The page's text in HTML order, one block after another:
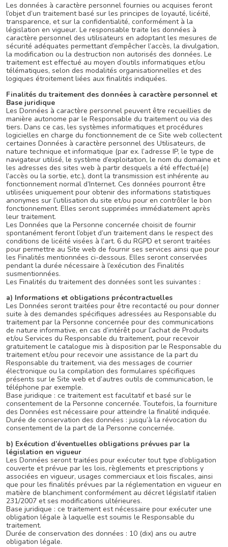
Les données à caractère personnel fournies ou acquises feront
l’objet d’un traitement basé sur les principes de loyauté, licéité,
transparence, et sur la confidentialité, conformément à la
législation en vigueur. Le responsable traite les données à
caractère personnel des utilisateurs en adoptant les mesures de
sécurité adéquates permettant d’empêcher l’accès, la divulgation,
la modification ou la destruction non autorisés des données. Le
traitement est effectué au moyen d’outils informatiques et/ou
télématiques, selon des modalités organisationnelles et des
logiques étroitement liées aux finalités indiquées.
Finalités du traitement des données à caractère personnel et
Base juridique
Les Données à caractère personnel peuvent être recueillies de
manière autonome par le Responsable du traitement ou via des
tiers. Dans ce cas, les systèmes informatiques et procédures
logicielles en charge du fonctionnement de ce Site web collectent
certaines Données à caractère personnel des Utilisateurs, de
nature technique et informatique (par ex. l’adresse IP, le type de
navigateur utilisé, le système d’exploitation, le nom du domaine et
les adresses des sites web à partir desquels a été effectué(e)
l’accès ou la sortie, etc.), dont la transmission est inhérente au
fonctionnement normal d’Internet. Ces données pourront être
utilisées uniquement pour obtenir des informations statistiques
anonymes sur l’utilisation du site et/ou pour en contrôler le bon
fonctionnement. Elles seront supprimées immédiatement après
leur traitement.
Les Données que la Personne concernée choisit de fournir
spontanément feront l’objet d’un traitement dans le respect des
conditions de licéité visées à l’art. 6 du RGPD et seront traitées
pour permettre au Site web de fournir ses services ainsi que pour
les Finalités mentionnées ci-dessous. Elles seront conservées
pendant la durée nécessaire à l’exécution des Finalités
susmentionnées.
Les Finalités du traitement des données sont les suivantes :
a) Informations et obligations précontractuelles
Les Données seront traitées pour être recontacté ou pour donner
suite à des demandes spécifiques adressées au Responsable du
traitement par la Personne concernée pour des communications
de nature informative, en cas d’intérêt pour l’achat de Produits
et/ou Services du Responsable du traitement, pour recevoir
gratuitement le catalogue mis à disposition par le Responsable du
traitement et/ou pour recevoir une assistance de la part du
Responsable du traitement, via des messages de courrier
électronique ou la compilation des formulaires spécifiques
présents sur le Site web et d’autres outils de communication, le
téléphone par exemple.
Base juridique : ce traitement est facultatif et basé sur le
consentement de la Personne concernée. Toutefois, la fourniture
des Données est nécessaire pour atteindre la finalité indiquée.
Durée de conservation des données : jusqu’à la révocation du
consentement de la part de la Personne concernée.
b) Exécution d’éventuelles obligations prévues par la
législation en vigueur
Les Données seront traitées pour exécuter tout type d’obligation
couverte et prévue par les lois, règlements et prescriptions y
associées en vigueur, usages commerciaux et lois fiscales, ainsi
que pour les finalités prévues par la réglementation en vigueur en
matière de blanchiment conformément au décret législatif italien
231/2007 et ses modifications ultérieures.
Base juridique : ce traitement est nécessaire pour exécuter une
obligation légale à laquelle est soumis le Responsable du
traitement.
Durée de conservation des données : 10 (dix) ans ou autre
obligation légale.